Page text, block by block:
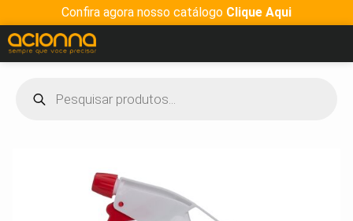
Confira agora nosso catálogo Clique Aqui